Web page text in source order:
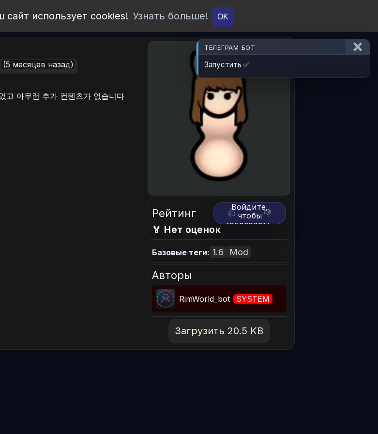
использует cookies! Узнать больше! OK
(5 месяцев назад)
아무런 추가 컨텐츠가 없습니다
Рейтинг 👍 👎
Войдите,
чтобы
голосовать.
🏅 Нет оценок
Базовые теги: 1.6 Mod
Авторы
RimWorld_bot SYSTEM
Загрузить 20.5 KB
ТЕЛЕГРАМ БОТ
Запустить ✅